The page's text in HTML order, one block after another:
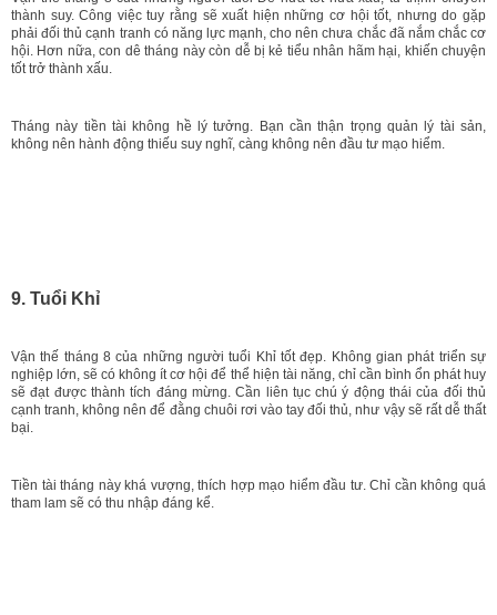
thành suy. Công việc tuy rằng sẽ xuất hiện những cơ hội tốt, nhưng do gặp
phải đối thủ cạnh tranh có năng lực mạnh, cho nên chưa chắc đã nắm chắc cơ
hội. Hơn nữa, con dê tháng này còn dễ bị kẻ tiểu nhân hãm hại, khiến chuyện
tốt trở thành xấu.
Tháng này tiền tài không hề lý tưởng. Bạn cần thận trọng quản lý tài sản,
không nên hành động thiếu suy nghĩ, càng không nên đầu tư mạo hiểm.
9. Tuổi Khỉ
Vận thế tháng 8 của những người tuổi Khỉ tốt đẹp. Không gian phát triển sự
nghiệp lớn, sẽ có không ít cơ hội để thể hiện tài năng, chỉ cần bình ổn phát huy
sẽ đạt được thành tích đáng mừng. Cần liên tục chú ý động thái của đối thủ
cạnh tranh, không nên để đằng chuôi rơi vào tay đối thủ, như vậy sẽ rất dễ thất
bại.
Tiền tài tháng này khá vượng, thích hợp mạo hiểm đầu tư. Chỉ cần không quá
tham lam sẽ có thu nhập đáng kể.